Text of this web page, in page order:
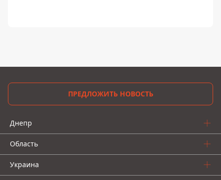
ПРЕДЛОЖИТЬ НОВОСТЬ
Днепр
Область
Украина